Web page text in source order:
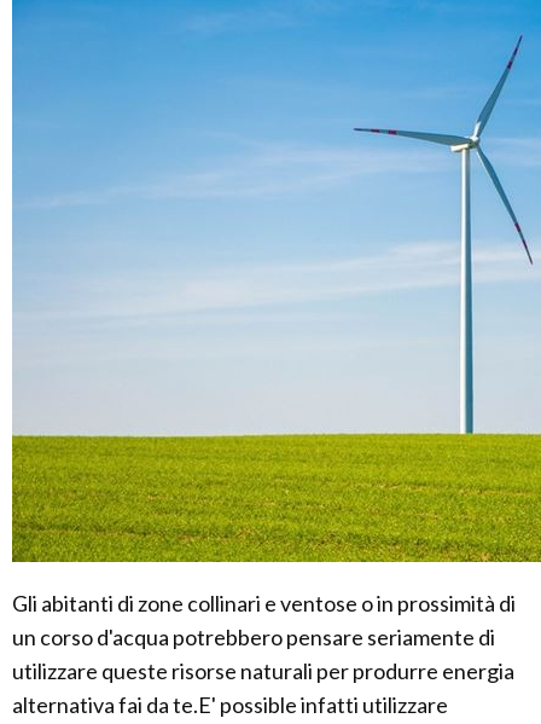
Gli abitanti di zone collinari e ventose o in prossimità di
un corso d'acqua potrebbero pensare seriamente di
utilizzare queste risorse naturali per produrre energia
alternativa fai da te.E' possible infatti utilizzare